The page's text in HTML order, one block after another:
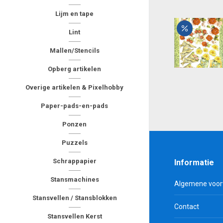
Lijm en tape
Lint
Mallen/Stencils
Opberg artikelen
Overige artikelen & Pixelhobby
Paper-pads-en-pads
Ponzen
Puzzels
Schrappapier
Stansmachines
Stansvellen / Stansblokken
Stansvellen Kerst
Informatie
Algemene
Contact